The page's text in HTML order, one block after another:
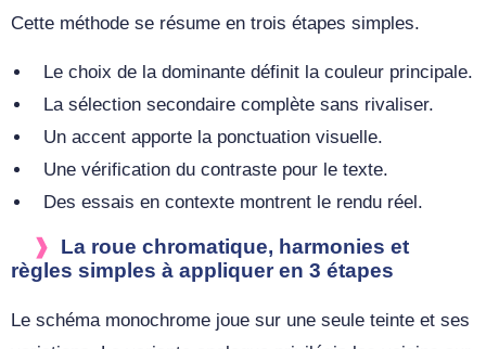
Cette méthode se résume en trois étapes simples.
Le choix de la dominante définit la couleur principale.
La sélection secondaire complète sans rivaliser.
Un accent apporte la ponctuation visuelle.
Une vérification du contraste pour le texte.
Des essais en contexte montrent le rendu réel.
La roue chromatique, harmonies et
règles simples à appliquer en 3 étapes
Le schéma monochrome joue sur une seule teinte et ses